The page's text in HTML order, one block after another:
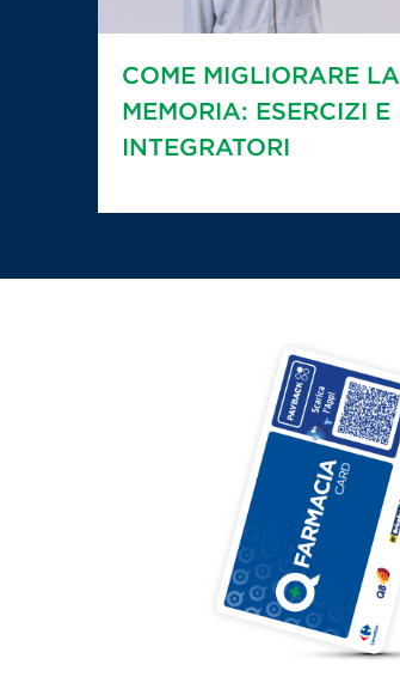
COME MIGLIORARE LA
MEMORIA: ESERCIZI E
INTEGRATORI